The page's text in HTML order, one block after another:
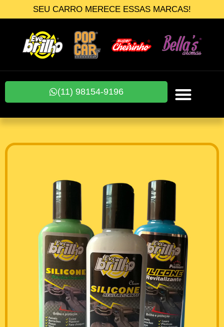
SEU CARRO MERECE ESSAS MARCAS!
(11) 98154-9196